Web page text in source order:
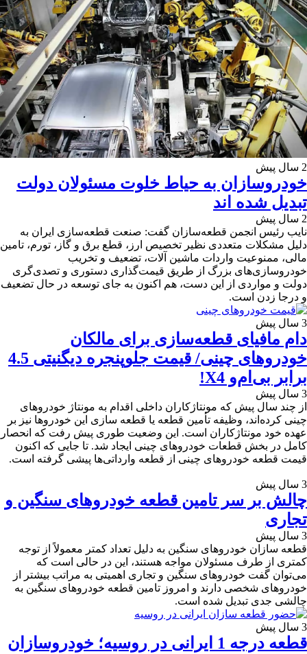
2 سال پیش
خودروسازان به حیاط خلوت مسئولان دولت
تبدیل شده اند
2 سال پیش
نایب رئیس انجمن قطعه‌سازان گفت: صنعت قطعه‌سازی ایران به
دلیل مشکلات متعددی نظیر تخصیص ارز، قطع برق و گاز، تورم، تامین
مالی، ممنوعیت واردات ماشین آلات، تضعیف و تخریب
خودروسازی‌های بزرگ از طریق قیمت‌گذاری دستوری و تصدی‌گری
دولت و مواردی از این دست، هم اکنون به جای توسعه در حال تضعیف
و درجا زدن است.
3 سال پیش
دام مافیای قطعه‌سازی برای مالکان
خودروهای چینی/ قیمت جلوپنجره دیگنیتی 4.5
برابر بی‌ام‌و X4!
3 سال پیش
از چند سال پیش که مونتاژکاران داخلی اقدام به مونتاژ خودروهای
چینی کرده‌اند، وظیفه تأمین قطعه یا قطعه سازی این خودروها نیز بر
عهده خود مونتاژکاران است. این وضعیت طوری پیش رفت که انحصار
کامل در بخش قطعات خودروهای چینی ایجاد شد. تا جایی که اکنون
قیمت قطعه خودروهای چینی از قطعه وارداتی‌ها پیشی گرفته است.
3 سال پیش
چالش بر سر تامین قطعه خودروهای سنگین و
تجاری
3 سال پیش
قطعه سازان خودروهای سنگین به دلیل تعداد کمتر معمولاً از توجه
کمتری از طرف مسئولان مواجه هستند، این در حالی است که
می‌توان گفت خودروهای سنگین و تجاری اهمیتی به مراتب بیشتر از
خودروهای شخصی دارند و امروز تامین قطعه خودروهای سنگین به
چالشی جدی تبدیل شده است.
3 سال پیش
قطعه درجه 1 ایرانی در روسیه؛ خودروسازان